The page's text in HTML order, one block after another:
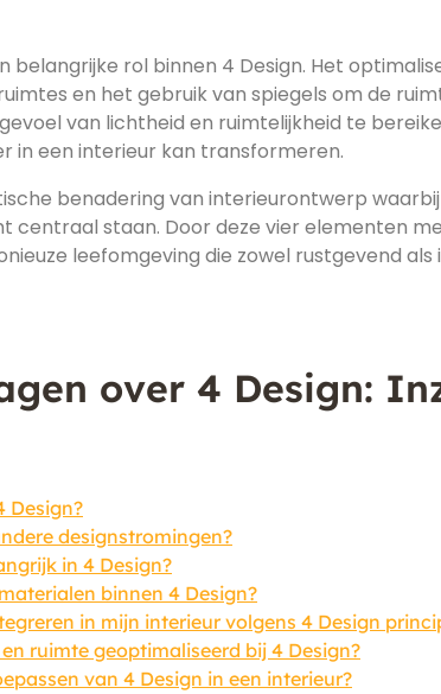
rol binnen 4 Design. Het
en het gebruik van spiegels om de
van lichtheid en ruimtelijkheid te
in een interieur kan transformeren.
benadering van interieurontwerp
centraal staan. Door deze vier elementen
leefomgeving die zowel rustgevend
over 4 Design:
Design?
designstromingen?
in 4 Design?
binnen 4 Design?
in mijn interieur volgens 4 Design
ruimte geoptimaliseerd bij 4 Design?
van 4 Design in een interieur?